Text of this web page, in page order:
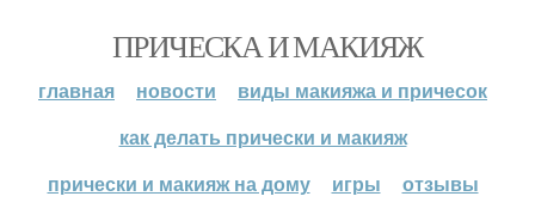
ПРИЧЕСКА И МАКИЯЖ
главная новости
виды макияжа и причесок
как делать прически и макияж
прически и макияж на дому
игры отзывы